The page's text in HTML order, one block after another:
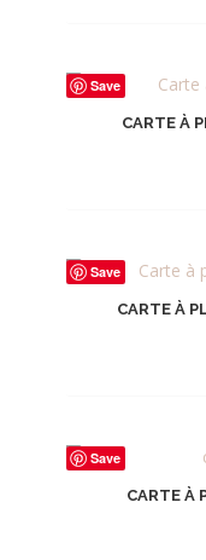
Save
CARTE À
Save
CARTE À
Save
CARTE À